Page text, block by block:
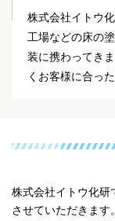
株式会社イトウ
工場などの床の
装に携わってき
くお客様に合っ
株式会社イトウ化研
させていただきます。